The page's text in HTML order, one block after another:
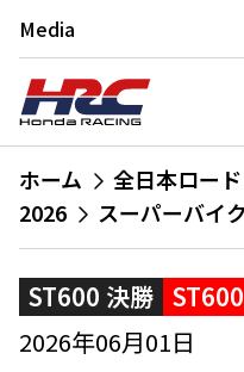
Media
ホーム 全日本ロー
2026
スーパーバイ
ST600 決勝
2026年06月01日